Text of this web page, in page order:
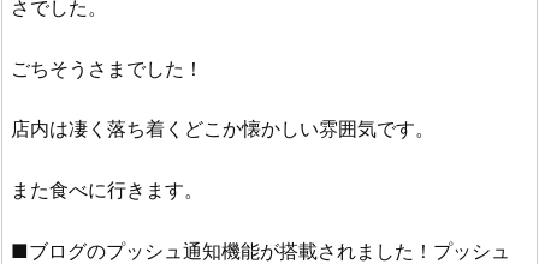
さでした。
ごちそうさまでした！
店内は凄く落ち着くどこか懐かしい雰囲気です。
また食べに行きます。
■ブログのプッシュ通知機能が搭載されました！プッシュ